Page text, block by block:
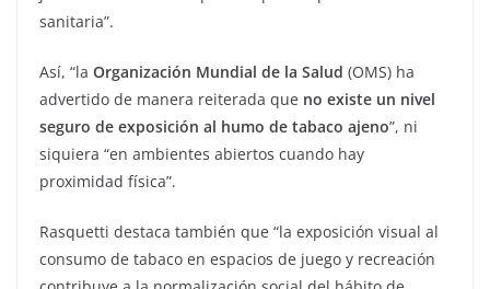
sanitaria”.
Así, “la Organización Mundial de la Salud (OMS) ha
advertido de manera reiterada que no existe un nivel
seguro de exposición al humo de tabaco ajeno”, ni
siquiera “en ambientes abiertos cuando hay
proximidad física”.
Rasquetti destaca también que “la exposición visual al
consumo de tabaco en espacios de juego y recreación